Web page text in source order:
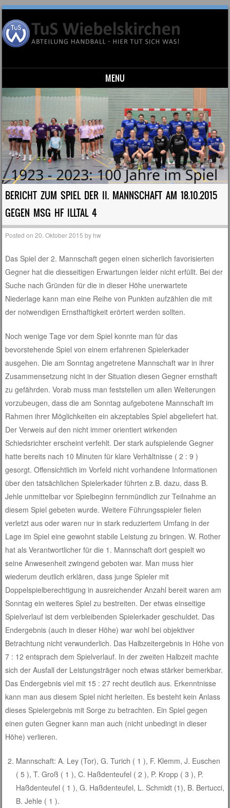
MENU
Skip to content
BERICHT ZUM SPIEL DER II. MANNSCHAFT AM 18.10.2015
GEGEN MSG HF ILLTAL 4
Posted on20. Oktober 2015 by hw
Das Spiel der 2. Mannschaft gegen einen sicherlich favorisierten
Gegner hat die diesseitigen Erwartungen leider nicht erfüllt. Bei der
Suche nach Gründen für die in dieser Höhe unerwartete
Niederlage kann man eine Reihe von Punkten aufzählen die mit
der notwendigen Ernsthaftigkeit erörtert werden sollten.
Noch wenige Tage vor dem Spiel konnte man für das
bevorstehende Spiel von einem erfahrenen Spielerkader
ausgehen. Die am Sonntag angetretene Mannschaft war in ihrer
Zusammensetzung nicht in der Situation diesen Gegner ernsthaft
zu gefährden. Vorab muss man feststellen um allen Weiterungen
vorzubeugen, dass die am Sonntag aufgebotene Mannschaft im
Rahmen ihrer Möglichkeiten ein akzeptables Spiel abgeliefert hat.
Der Verweis auf den nicht immer orientiert wirkenden
Schiedsrichter erscheint verfehlt. Der stark aufspielende Gegner
hatte bereits nach 10 Minuten für klare Verhältnisse ( 2 : 9 )
gesorgt. Offensichtlich im Vorfeld nicht vorhandene Informationen
über den tatsächlichen Spielerkader führten z.B. dazu, dass B.
Jehle unmittelbar vor Spielbeginn fernmündlich zur Teilnahme an
diesem Spiel gebeten wurde. Weitere Führungsspieler fielen
verletzt aus oder waren nur in stark reduziertem Umfang in der
Lage im Spiel eine gewohnt stabile Leistung zu bringen. W. Rother
hat als Verantwortlicher für die 1. Mannschaft dort gespielt wo
seine Anwesenheit zwingend geboten war. Man muss hier
wiederum deutlich erklären, dass junge Spieler mit
Doppelspielberechtigung in ausreichender Anzahl bereit waren am
Sonntag ein weiteres Spiel zu bestreiten. Der etwas einseitige
Spielverlauf ist dem verbleibenden Spielerkader geschuldet. Das
Endergebnis (auch in dieser Höhe) war wohl bei objektiver
Betrachtung nicht verwunderlich. Das Halbzeitergebnis in Höhe von
7 : 12 entsprach dem Spielverlauf. In der zweiten Halbzeit machte
sich der Ausfall der Leistungsträger noch etwas stärker bemerkbar.
Das Endergebnis viel mit 15 : 27 recht deutlich aus. Erkenntnisse
kann man aus diesem Spiel nicht herleiten. Es besteht kein Anlass
dieses Spielergebnis mit Sorge zu betrachten. Ein Spiel gegen
einen guten Gegner kann man auch (nicht unbedingt in dieser
Höhe) verlieren.
Mannschaft: A. Ley (Tor), G. Turich ( 1 ), F. Klemm, J. Euschen
( 5 ), T. Groß ( 1 ), C. Haßdenteufel ( 2 ), P. Kropp ( 3 ), P.
Haßdenteufel ( 1 ), G. Haßdenteufel, L. Schmidt (1), B. Bertucci,
B. Jehle ( 1 ).